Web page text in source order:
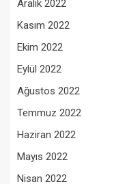
Aralık 2022
Kasım 2022
Ekim 2022
Eylül 2022
Ağustos 2022
Temmuz 2022
Haziran 2022
Mayıs 2022
Nisan 2022